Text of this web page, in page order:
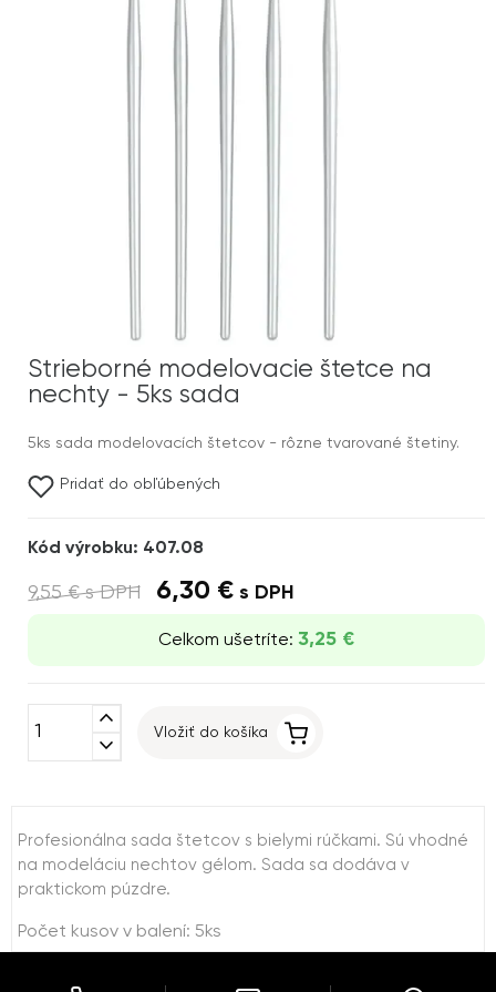
Strieborné modelovacie štetce na
nechty - 5ks sada
5ks sada modelovacích štetcov - rôzne tvarované štetiny.
Pridať do obľúbených
Kód výrobku: 407.08
9,55 €s DPH 6,30 € s DPH
Celkom ušetríte: 3,25 €
expand_less
expand_more
Vložiť do košíka
Profesionálna sada štetcov s bielymi rúčkami. Sú vhodné
na modeláciu nechtov gélom. Sada sa dodáva v
praktickom púzdre.
Počet kusov v balení: 5ks